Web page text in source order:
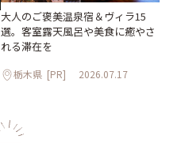
大人のご褒美温泉宿＆ヴィラ15
選。客室露天風呂や美食に癒やさ
れる滞在を
栃木県 [PR] 2026.07.17